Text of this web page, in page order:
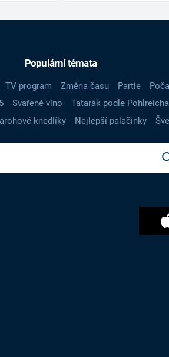
Populární témata
TV program Změna času Partie
Svařené víno Tatarák podle Pohlreicha
knedlíky Nejlepší palačinky